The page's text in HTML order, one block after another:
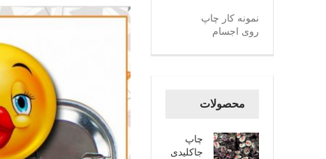
نمونه کار چاپ
روی اجسام
محصولات
چاپ
جاکلیدی